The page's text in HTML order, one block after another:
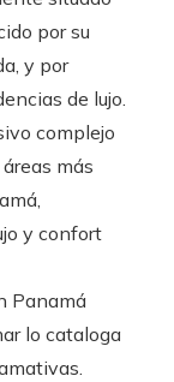
por su
y por
de lujo.
complejo
más
y confort
Panamá
lo cataloga